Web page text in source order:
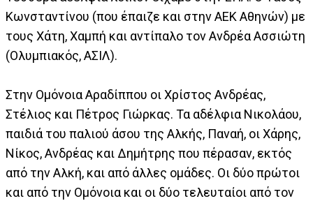
Κωνσταντίνου (που έπαιζε και στην ΑΕΚ Αθηνών) με
τους Χάτη, Χαμπή και αντίπαλο τον Ανδρέα Ασσιώτη
(Ολυμπιακός, ΑΣΙΛ).
Στην Ομόνοια Αραδίππου οι Χρίστος Ανδρέας,
Στέλιος και Πέτρος Γιώρκας. Τα αδέλφια Νικολάου,
παιδιά του παλιού άσου της Αλκής, Παναή, οι Χάρης,
Νίκος, Ανδρέας και Δημήτρης που πέρασαν, εκτός
από την Αλκή, και από άλλες ομάδες. Οι δύο πρώτοι
και από την Ομόνοια και οι δύο τελευταίοι από τον